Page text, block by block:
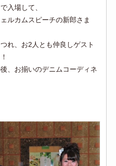
入場して、
ルカムスピーチの新郎さま
れ、お2人とも仲良しゲスト
、お揃いのデニムコーディネ